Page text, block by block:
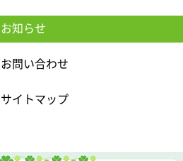
お知らせ
お問い合わせ
サイトマップ